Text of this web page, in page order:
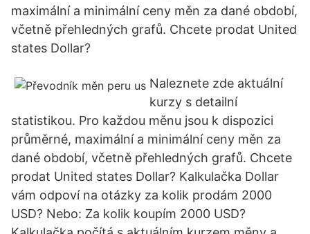
maximální a minimální ceny měn za dané období,
včetně přehledných grafů. Chcete prodat United
states Dollar?
Naleznete zde aktuální
kurzy s detailní
statistikou. Pro každou měnu jsou k dispozici
průměrné, maximální a minimální ceny měn za
dané období, včetně přehledných grafů. Chcete
prodat United states Dollar? Kalkulačka Dollar
vám odpoví na otázky za kolik prodám 2000
USD? Nebo: Za kolik koupím 2000 USD?